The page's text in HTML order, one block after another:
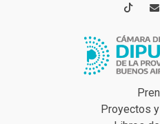

Proyectos